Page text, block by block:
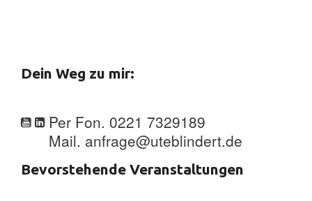
Dein Weg zu mir:
Per Fon. 0221 7329189
Mail. anfrage@uteblindert.de
Bevorstehende Veranstaltungen